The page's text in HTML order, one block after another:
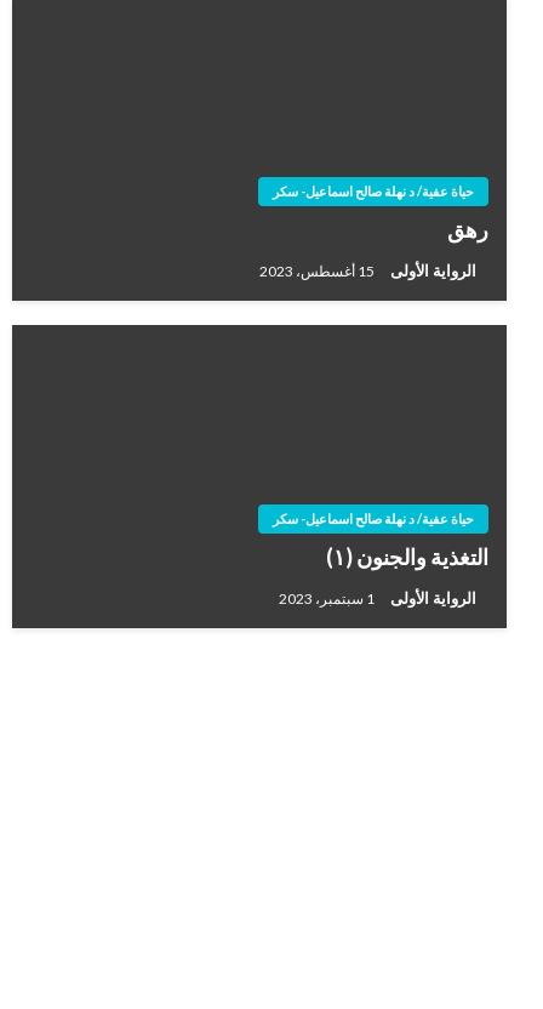
حياة عفية/ د نهلة صالح اسماعيل- سكر
رهق
الرواية الأولى 15 أغسطس، 2023
حياة عفية/ د نهلة صالح اسماعيل- سكر
التغذية والجنون (١)
الرواية الأولى 1 سبتمبر، 2023